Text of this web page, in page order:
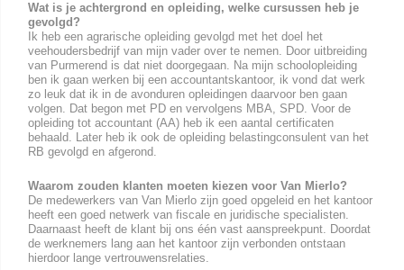
Wat is je achtergrond en opleiding, welke cursussen heb je
gevolgd?
Ik heb een agrarische opleiding gevolgd met het doel het
veehoudersbedrijf van mijn vader over te nemen. Door uitbreiding
van Purmerend is dat niet doorgegaan. Na mijn schoolopleiding
ben ik gaan werken bij een accountantskantoor, ik vond dat werk
zo leuk dat ik in de avonduren opleidingen daarvoor ben gaan
volgen. Dat begon met PD en vervolgens MBA, SPD. Voor de
opleiding tot accountant (AA) heb ik een aantal certificaten
behaald. Later heb ik ook de opleiding belastingconsulent van het
RB gevolgd en afgerond.
Waarom zouden klanten moeten kiezen voor Van Mierlo?
De medewerkers van Van Mierlo zijn goed opgeleid en het kantoor
heeft een goed netwerk van fiscale en juridische specialisten.
Daarnaast heeft de klant bij ons één vast aanspreekpunt. Doordat
de werknemers lang aan het kantoor zijn verbonden ontstaan
hierdoor lange vertrouwensrelaties.